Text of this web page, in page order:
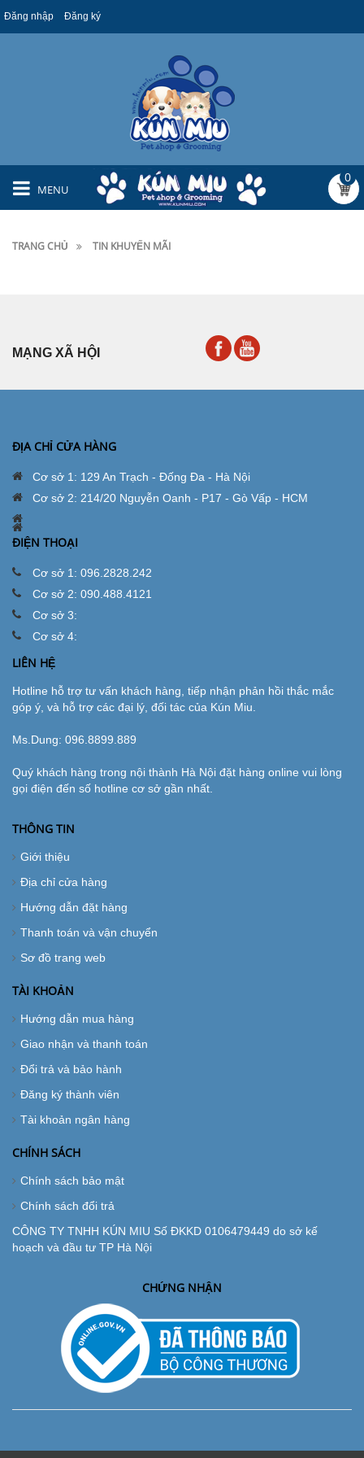
Đăng nhập Đăng ký
MENU
0
TRANG CHỦ TIN KHUYẾN MÃI
MẠNG XÃ HỘI
ĐỊA CHỈ CỬA HÀNG
Cơ sở 1: 129 An Trạch - Đống Đa - Hà Nội
Cơ sở 2: 214/20 Nguyễn Oanh - P17 - Gò Vấp - HCM
ĐIỆN THOẠI
Cơ sở 1: 096.2828.242
Cơ sở 2: 090.488.4121
Cơ sở 3:
Cơ sở 4:
LIÊN HỆ
Hotline hỗ trợ tư vấn khách hàng, tiếp nhận phản hồi thắc mắc
góp ý, và hỗ trợ các đại lý, đối tác của Kún Miu.
Ms.Dung: 096.8899.889
Quý khách hàng trong nội thành Hà Nội đặt hàng online vui lòng
gọi điện đến số hotline cơ sở gần nhất.
THÔNG TIN
Giới thiệu
Địa chỉ cửa hàng
Hướng dẫn đặt hàng
Thanh toán và vận chuyển
Sơ đồ trang web
TÀI KHOẢN
Hướng dẫn mua hàng
Giao nhận và thanh toán
Đổi trả và bảo hành
Đăng ký thành viên
Tài khoản ngân hàng
CHÍNH SÁCH
Chính sách bảo mật
Chính sách đổi trả
CÔNG TY TNHH KÚN MIU Số ĐKKD 0106479449 do sở kế
hoạch và đầu tư TP Hà Nội
CHỨNG NHẬN